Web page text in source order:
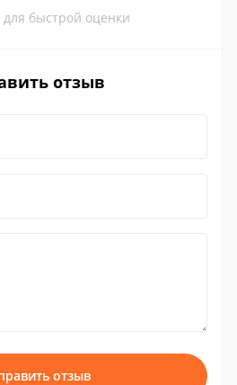
быстрой оценки
отзыв
отзыв